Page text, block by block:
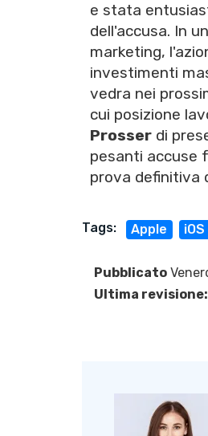
e stata
dell'accusa. In
marketing,
investimenti
vedra nei
cui posizione
Prosser di
pesanti accuse
prova definitiva
Tags: Apple
Pubblicato
Ultima revisione: